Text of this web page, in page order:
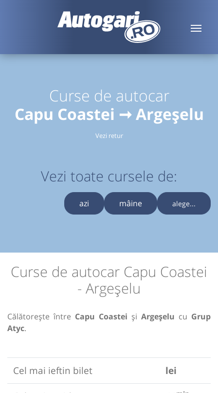
Curse de autocar
Capu Coastei ➞ Argeșelu
Vezi retur
Vezi toate cursele de:
azi mâine alege...
Curse de autocar Capu Coastei
- Argeșelu
Călătorește între Capu Coastei și Argeșelu cu Grup
Atyc.
Cel mai ieftin bilet
lei